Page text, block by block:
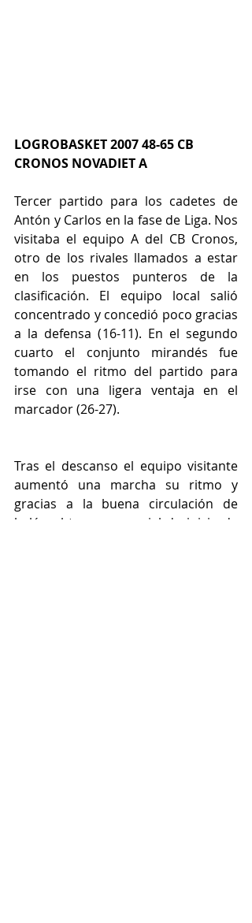
LOGROBASKET 2007 48-65 CB
CRONOS NOVADIET A
Tercer partido para los cadetes de
Antón y Carlos en la fase de Liga. Nos
visitaba el equipo A del CB Cronos,
otro de los rivales llamados a estar
en los puestos punteros de la
clasificación. El equipo local salió
concentrado y concedió poco gracias
a la defensa (16-11). En el segundo
cuarto el conjunto mirandés fue
tomando el ritmo del partido para
irse con una ligera ventaja en el
marcador (26-27).
Tras el descanso el equipo visitante
aumentó una marcha su ritmo y
gracias a la buena circulación de
balón obtuvo un parcial de inicio de